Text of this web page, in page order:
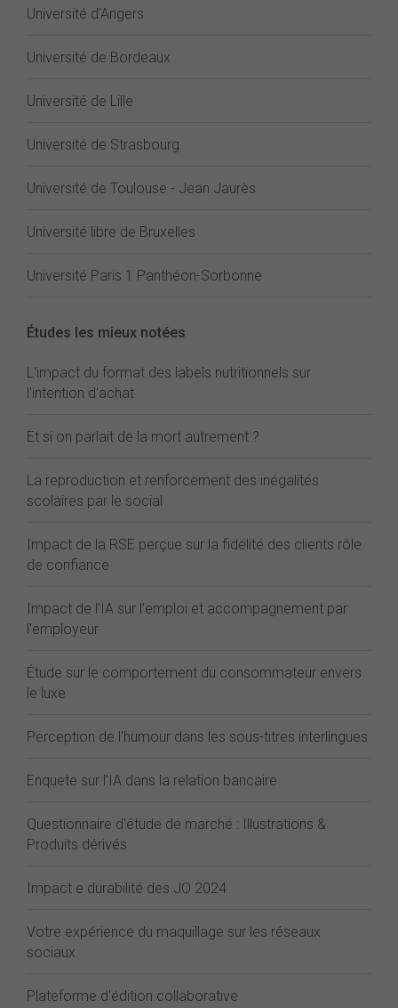
Université d'Angers
Université de Bordeaux
Université de Lille
Université de Strasbourg
Université de Toulouse - Jean Jaurès
Université libre de Bruxelles
Université Paris 1 Panthéon-Sorbonne
Études les mieux notées
L'impact du format des labels nutritionnels sur
l'intention d'achat
Et si on parlait de la mort autrement ?
La reproduction et renforcement des inégalités
scolaires par le social
Impact de la RSE perçue sur la fidélité des clients rôle
de confiance
Impact de l'IA sur l'emploi et accompagnement par
l'employeur
Étude sur le comportement du consommateur envers
le luxe
Perception de l'humour dans les sous-titres interlingues
Enquete sur l'IA dans la relation bancaire
Questionnaire d'étude de marché : Illustrations &
Produits dérivés
Impact e durabilité des JO 2024
Votre expérience du maquillage sur les réseaux
sociaux
Plateforme d'édition collaborative